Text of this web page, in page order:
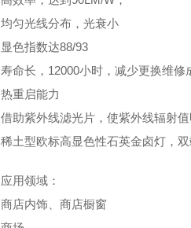
均匀光线分布，光衰小
显色指数达88/93
寿命长，12000小时，减少更换维修
热重启能力
借助紫外线滤光片，使紫外线辐射
稀土型欧标高显色性石英金卤灯，
应用领域：
商店内饰、商店橱窗